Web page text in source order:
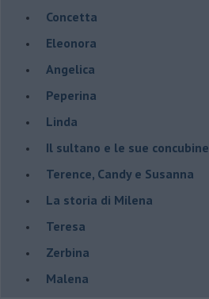
Concetta
Eleonora
Angelica
Peperina
Linda
Il sultano e le sue concubine
Terence, Candy e Susanna
La storia di Milena
Teresa
Zerbina
Malena